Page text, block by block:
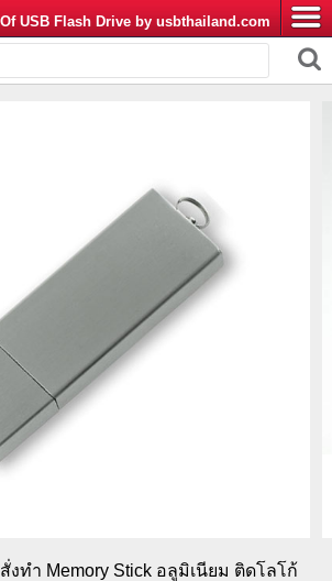
USB Flash Drive by usbthailand.com
ทำ Memory Stick อลูมิเนียม ติดโลโก้